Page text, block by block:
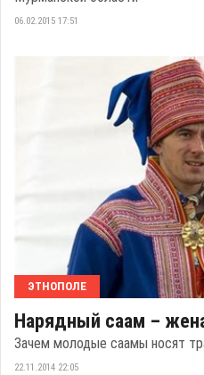
06.02.2015 17:51
ЭТНОПОЛЕ
Нарядный саам –
Зачем молодые саамы носят
22.11.2014 22:05